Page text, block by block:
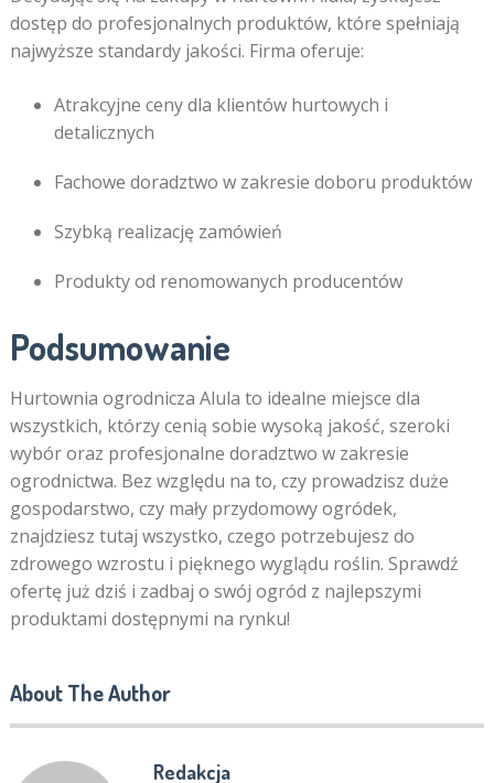
dostęp do profesjonalnych produktów, które spełniają
najwyższe standardy jakości. Firma oferuje:
Atrakcyjne ceny dla klientów hurtowych i
detalicznych
Fachowe doradztwo w zakresie doboru produktów
Szybką realizację zamówień
Produkty od renomowanych producentów
Podsumowanie
Hurtownia ogrodnicza Alula to idealne miejsce dla
wszystkich, którzy cenią sobie wysoką jakość, szeroki
wybór oraz profesjonalne doradztwo w zakresie
ogrodnictwa. Bez względu na to, czy prowadzisz duże
gospodarstwo, czy mały przydomowy ogródek,
znajdziesz tutaj wszystko, czego potrzebujesz do
zdrowego wzrostu i pięknego wyglądu roślin. Sprawdź
ofertę już dziś i zadbaj o swój ogród z najlepszymi
produktami dostępnymi na rynku!
About The Author
Redakcja